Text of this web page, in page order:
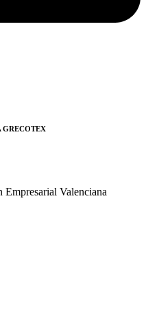
GRECOTEX
Valenciana